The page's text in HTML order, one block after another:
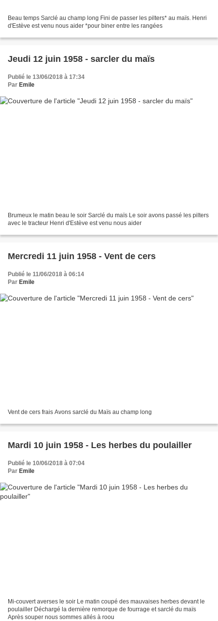
Beau temps Sarclé au champ long Fini de passer les pilters* au maïs. Henri
d'Estève est venu nous aider *pour biner entre les rangées
Jeudi 12 juin 1958 - sarcler du maïs
Publié le 13/06/2018 à 17:34
Par Emile
Brumeux le matin beau le soir Sarclé du maïs Le soir avons passé les pilters
avec le tracteur Henri d'Estève est venu nous aider
Mercredi 11 juin 1958 - Vent de cers
Publié le 11/06/2018 à 06:14
Par Emile
Vent de cers frais Avons sarclé du Maïs au champ long
Mardi 10 juin 1958 - Les herbes du poulailler
Publié le 10/06/2018 à 07:04
Par Emile
Mi-couvert averses le soir Le matin coupé des mauvaises herbes devant le
poulailler Déchargé la dernière remorque de fourrage et sarclé du maïs
Après souper nous sommes allés à roou